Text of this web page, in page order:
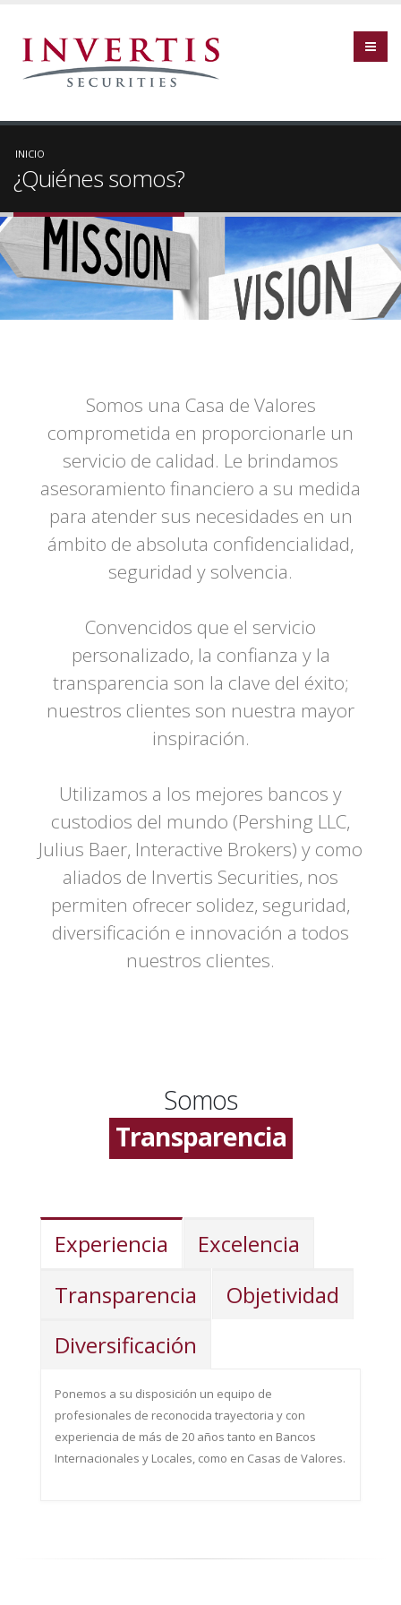
INICIO
¿Quiénes somos?
Somos una Casa de Valores
comprometida en proporcionarle un
servicio de calidad. Le brindamos
asesoramiento financiero a su medida
para atender sus necesidades en un
ámbito de absoluta confidencialidad,
seguridad y solvencia.
Convencidos que el servicio
personalizado, la confianza y la
transparencia son la clave del éxito;
nuestros clientes son nuestra mayor
inspiración.
Utilizamos a los mejores bancos y
custodios del mundo (Pershing LLC,
Julius Baer, Interactive Brokers) y como
aliados de Invertis Securities, nos
permiten ofrecer solidez, seguridad,
diversificación e innovación a todos
nuestros clientes.
Somos
Excelencia
Transparencia
Diversificación
Experiencia
Experiencia
Excelencia
Transparencia
Objetividad
Diversificación
Ponemos a su disposición un equipo de
profesionales de reconocida trayectoria y con
experiencia de más de 20 años tanto en Bancos
Internacionales y Locales, como en Casas de Valores.